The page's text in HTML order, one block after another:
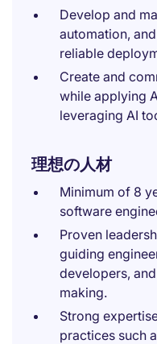
Develop and
automation,
reliable
Create and
while applying
leveraging AI
理想の人材
Minimum of 8
software
Proven
guiding
developers,
making.
Strong
practices such